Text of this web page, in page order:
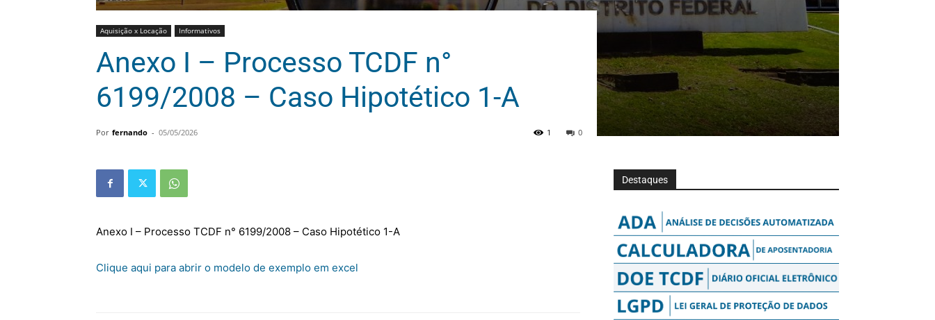
Aquisição x Locação Informativos
Anexo I – Processo TCDF n°
6199/2008 – Caso Hipotético 1-A
Por fernando - 05/05/2026 0
1
Anexo I – Processo TCDF n° 6199/2008 – Caso Hipotético 1-A
Clique aqui para abrir o modelo de exemplo em excel
Destaques